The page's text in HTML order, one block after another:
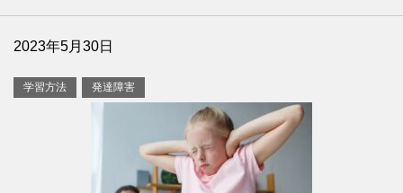
2023年5月30日
学習方法 発達障害